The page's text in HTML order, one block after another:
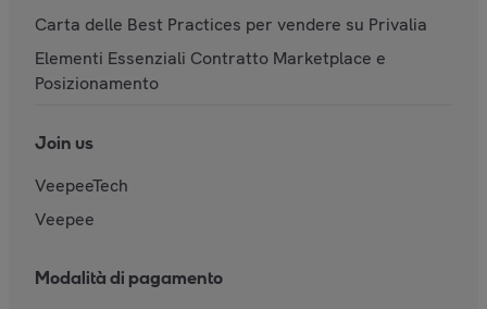
Carta delle Best Practices per vendere su Privalia
Elementi Essenziali Contratto Marketplace e
Posizionamento
Join us
VeepeeTech
Veepee
Modalità di pagamento